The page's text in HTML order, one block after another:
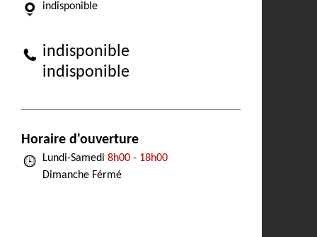
indisponible
indisponible
indisponible
Horaire d'ouverture
Lundi-Samedi 8h00 - 18h00
Dimanche Férmé